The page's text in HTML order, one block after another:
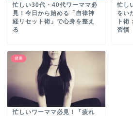
忙しい30代・40代ワーママ必
見！今日から始める「自律神
経リセット術」で心身を整え
る
忙し
をい
ト
習慣
健康
忙しいワーママ必見！「疲れ